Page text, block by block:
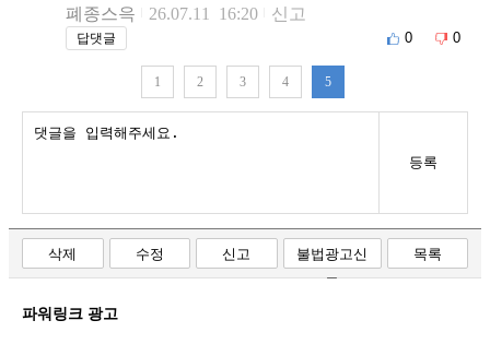
폐종스윽
26.07.11 16:20 신고
답댓글 0 0
1 2 3 4 5
등록
삭제 수정 신고
불법광고신
고
목록
파워링크 광고